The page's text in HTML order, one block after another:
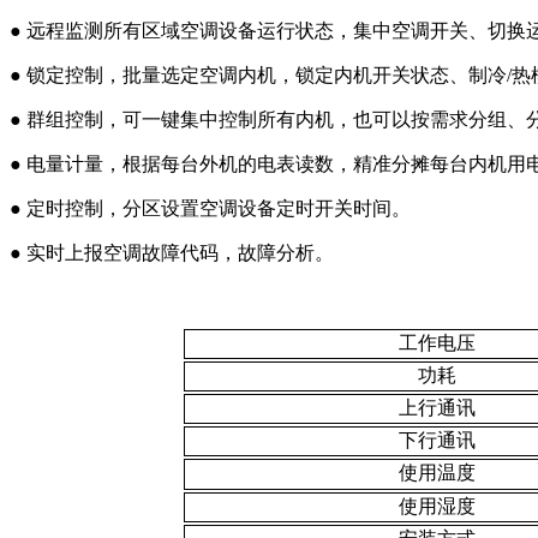
● 远程监测所有区域空调设备运行状态，集中空调开关、切换
● 锁定控制，批量选定空调内机，锁定内机开关状态、制冷/
● 群组控制，可一键集中控制所有内机，也可以按需求分组、
● 电量计量，根据每台外机的电表读数，精准分摊每台内机用
● 定时控制，分区设置空调设备定时开关时间。
● 实时上报空调故障代码，故障分析。
工作电压
功耗
上行通讯
下行通讯
使用温度
使用湿度